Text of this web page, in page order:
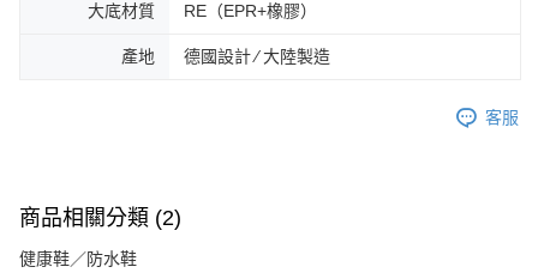
大底材質 RE（EPR+橡膠）
產地 德國設計 ∕ 大陸製造
客服
商品相關分類 (2)
健康鞋／防水鞋